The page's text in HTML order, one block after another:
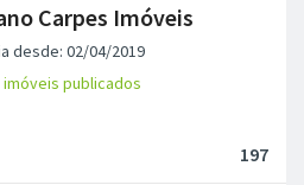
Carpes Imóveis
desde: 02/04/2019
imóveis publicados
197